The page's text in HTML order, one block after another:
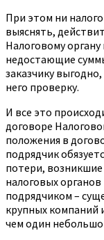
При этом ни
выяснять,
Налоговому
недостающие
заказчику
него проверку.
И все это
договоре
положения в
подрядчик
потери, возникшие
налоговых
подрядчиком –
крупных компаний
чем один